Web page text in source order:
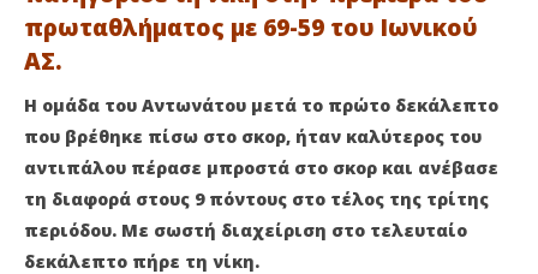
ΔΙΑΒΑΖΕΤΕ ΤΩΡΑ
πρωταθλήματος με 69-59 του Ιωνικού
ΑΣ.
Η ομάδα του Αντωνάτου μετά το πρώτο δεκάλεπτο
που βρέθηκε πίσω στο σκορ, ήταν καλύτερος του
αντιπάλου πέρασε μπροστά στο σκορ και ανέβασε
τη διαφορά στους 9 πόντους στο τέλος της τρίτης
περιόδου. Με σωστή διαχείριση στο τελευταίο
δεκάλεπτο πήρε τη νίκη.